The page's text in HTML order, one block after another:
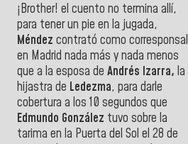
¡Brother! el cuento no termina allí,
para tener un pie en la jugada,
Méndez contrató como corresponsal
en Madrid nada más y nada menos
que a la esposa de Andrés Izarra, la
hijastra de Ledezma, para darle
cobertura a los 10 segundos que
Edmundo González tuvo sobre la
tarima en la Puerta del Sol el 28 de